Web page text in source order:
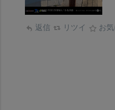
返信 リツイ お